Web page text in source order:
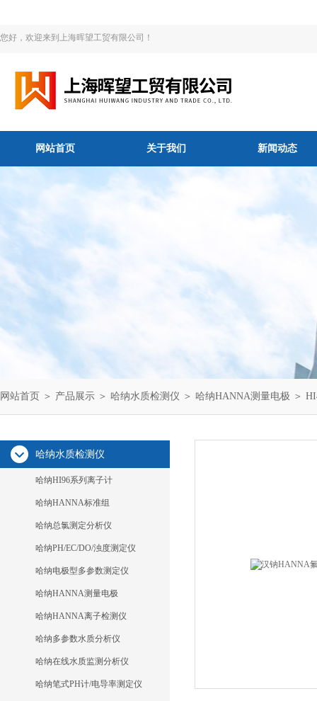
您好，欢迎来到上海晖望工贸有限公司！
网站首页 关于我们 新闻动态
网站首页 ＞ 产品展示 ＞ 哈纳水质检测仪 ＞ 哈纳HANNA测量电极 ＞
哈纳水质检测仪
哈纳HI96系列离子计
哈纳HANNA标准组
哈纳总氯测定分析仪
哈纳PH/EC/DO/浊度测定仪
哈纳电极型多参数测定仪
哈纳HANNA测量电极
哈纳HANNA离子检测仪
哈纳多参数水质分析仪
哈纳在线水质监测分析仪
哈纳笔式PH计/电导率测定仪